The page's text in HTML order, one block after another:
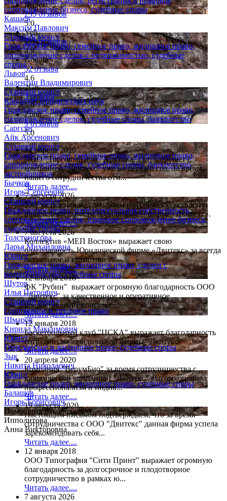
сопровождение бизнеса, судебные споры
Кашаев
Максим Павлович
Старший юрист
Гражданское право, семейное право, жилищное право,
сопровождение сделок с недвижимостью, судебные
споры
Львов
Валентин Владимирович
Старший юрист
Кандидат юридических наук
Гражданское право, семейное право, жилищное право,
сопровождение сделок, судебные споры, банкротство
Саргсян
Айк Арсенович
Старший юрист
Гражданское право, семейное право, жилищное право,
сопровождение сделок, судебные споры, банкротство
застройщиков
Бычков
Игорь Сергеевич
Старший юрист
Гражданское право, интеллектуальная собственность,
сопровождение сделок, правовое сопровождение бизнеса,
судебные споры
Толстоногова
Дарья Михайловна
Юрист
Гражданское право, жилищное право, сделки с
недвижимостью, судебные споры
Шутов
Илья Петрович
Старший юрист
Спортивное и трудовое право
Шмаров
Кирилл Максимович
Юрист
Гражданское и жилищное право, судебные споры
Зык
Никита Николаевич
Юрист
Гражданское право, жилищное право, судебные споры
Балашов
Игорь Борисович
Помощник руководителя
Ипполитова
Анна Викторовна
Яндекс
235 отзывов
5.0
Yell
212 отзывов
4.9
Google
52 отзыва
4.6
2Gis
3 отзыва
5.0
Zoon
9 отзывов
5.0
14 апреля 2020
ООО "Торговый дом "Арктика" сотрудничает с
компанией "Двитекс" уже не первый год. За время
нашего сотрудничества отм...
Читать далее....
7 августа 2026
Уже не первый год доверяем юридическую сторону
нашей деятельности Юридической фирме «Двитекс».
Читать далее....
7 августа 2026
Коллектив «МЕП Восток» выражает свою
благодарность Юридической фирме «Двитекс» за всегда
актуальное и грамотное...
Читать далее....
12 января 2018
ФК "Рубин" выражает огромную благодарность ООО
"Двитекс" за качественное и оперативное
предоставление консульт...
Читать далее....
12 января 2018
Баскетбольный клуб "ЦСКА" выражает благодарность
сотрудникам юридической фирмы "Двитекс"
Читать далее....
20 апреля 2020
Компания "ВерумБио" за время сотрудничества с
юридической компанией "Двитекс" высоко оценила
профессионализм и индив...
Читать далее....
19 августа 2020
Настоящим письмом подтверждаем, что за время
сотрудничества с ООО "Двитекс" данная фирма успела
зарекомендовать себя...
Читать далее....
12 января 2018
ООО Типография "Сити Принт" выражает огромную
благодарность за долгосрочное и плодотворное
сотрудничество в рамках ю...
Читать далее....
7 августа 2026